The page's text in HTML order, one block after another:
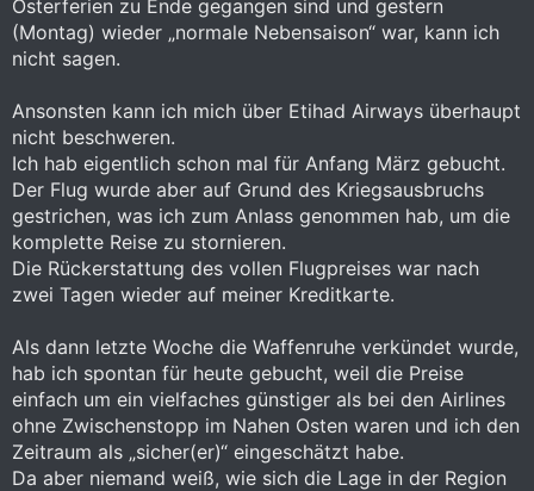
Osterferien zu Ende gegangen sind und gestern
(Montag) wieder „normale Nebensaison“ war, kann ich
nicht sagen.
Ansonsten kann ich mich über Etihad Airways überhaupt
nicht beschweren.
Ich hab eigentlich schon mal für Anfang März gebucht.
Der Flug wurde aber auf Grund des Kriegsausbruchs
gestrichen, was ich zum Anlass genommen hab, um die
komplette Reise zu stornieren.
Die Rückerstattung des vollen Flugpreises war nach
zwei Tagen wieder auf meiner Kreditkarte.
Als dann letzte Woche die Waffenruhe verkündet wurde,
hab ich spontan für heute gebucht, weil die Preise
einfach um ein vielfaches günstiger als bei den Airlines
ohne Zwischenstopp im Nahen Osten waren und ich den
Zeitraum als „sicher(er)“ eingeschätzt habe.
Da aber niemand weiß, wie sich die Lage in der Region